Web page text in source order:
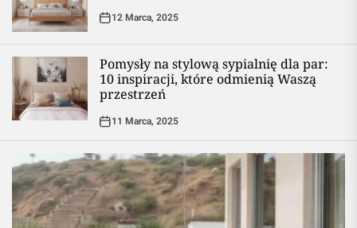
12 Marca, 2025
Pomysły na stylową sypialnię dla par:
10 inspiracji, które odmienią Waszą
przestrzeń
11 Marca, 2025